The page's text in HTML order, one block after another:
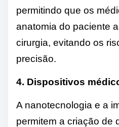
permitindo que os
anatomia do paciente
cirurgia, evitando os
precisão.
4. Dispositivos
A nanotecnologia e a
permitem a criação de